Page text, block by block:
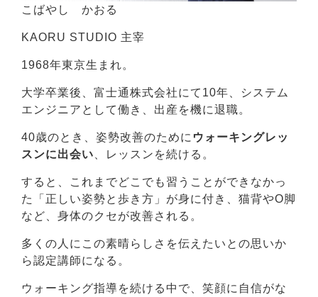
こばやし かおる
KAORU STUDIO 主宰
1968年東京生まれ。
大学卒業後、富士通株式会社にて10年、システム
エンジニアとして働き、出産を機に退職。
40歳のとき、姿勢改善のために ウォーキングレッ
スンに出会い、レッスンを続ける。
すると、これまでどこでも習うことができなかっ
た「正しい姿勢と歩き方」が身に付き、猫背やO脚
など、身体のクセが改善される。
多くの人にこの素晴らしさを伝えたいとの思いか
ら認定講師になる。
ウォーキング指導を続ける中で、笑顔に自信がな